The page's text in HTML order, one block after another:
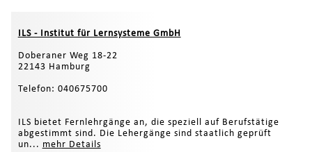
ILS - Institut für Lernsysteme GmbH
Doberaner Weg 18-22
22143 Hamburg
Telefon: 040675700
ILS bietet Fernlehrgänge an, die speziell auf Berufstätige
abgestimmt sind. Die Lehergänge sind staatlich geprüft
un... mehr Details